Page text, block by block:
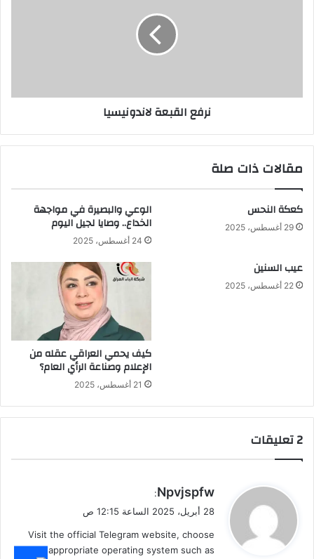
نرفع القبعة لاندونيسيا
مقالات ذات صلة
كعكة النحس
29 أغسطس، 2025
الوعي والبصيرة في مواجهة
الخداع.. وصايا لجيل اليوم
24 أغسطس، 2025
عيب السنين
22 أغسطس، 2025
كيف يحمي العراقي عقله من
الإعلام وصناعة الرأي العام؟
21 أغسطس، 2025
‫2 تعليقات
ي
ق
ل
Npvjspfw
:
28 أبريل، 2025 الساعة 12:15 ص
Visit the official Telegram website, choose
the appropriate operating system such as